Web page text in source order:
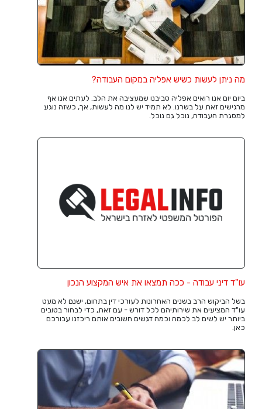
מה ניתן לעשות כשיש אפליה במקום העבודה?
ביום יום אנו רואים אפליה סביבנו שמעציבה את הלב. לעתים אנו אף
מרגישים זאת על בשרנו. לא תמיד יש לנו מה לעשות, אך, כשזה נוגע
למסגרת העבודה, נוכל גם נוכל.
עו"ד דיני עבודה - ככה תמצאו את איש המקצוע הנכון
בשל הביקוש הרב בשנים האחרונות לעורכי דין בתחום, ישנם לא מעט
עו"ד המציעים את שירותיהם לכל דורש - עם זאת, כדי לבחור בטובים
ביותר יש לשים לב לכמה וכמה דגשים חשובים אותם ריכזנו עבורכם
כאן.